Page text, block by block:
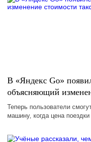
В «Яндекс Go»
объясняющий
Теперь пользователи
машину, когда цена